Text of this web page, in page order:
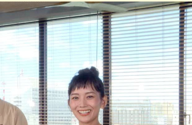
タコス・タコライス